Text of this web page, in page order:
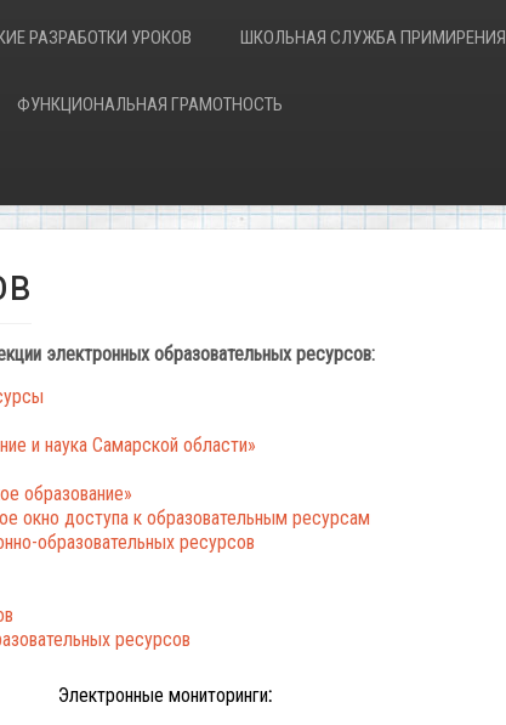
РАЗРАБОТКИ УРОКОВ ШКОЛЬНАЯ СЛУЖБА ПРИМИРЕНИЯ
ФУНКЦИОНАЛЬНАЯ ГРАМОТНОСТЬ
электронных образовательных ресурсов:
и наука Самарской области»
образование»
окно доступа к образовательным ресурсам
образовательных ресурсов
ресурсов
Электронные мониторинги: